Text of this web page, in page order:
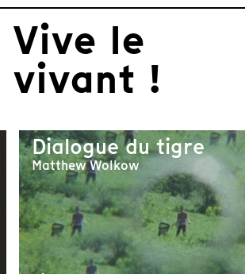
m
1
o
6
Vive le
vivant !
Dialogue du tigre
Matthew Wolkow